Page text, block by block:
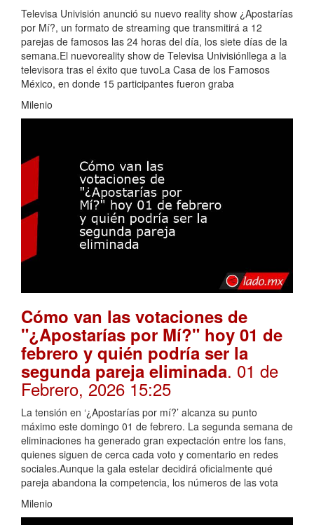
Televisa Univisión anunció su nuevo reality show ¿Apostarías
por Mí?, un formato de streaming que transmitirá a 12
parejas de famosos las 24 horas del día, los siete días de la
semana.El nuevoreality show de Televisa Univisiónllega a la
televisora tras el éxito que tuvoLa Casa de los Famosos
México, en donde 15 participantes fueron graba
Milenio
Cómo van las votaciones de
"¿Apostarías por Mí?" hoy 01 de
febrero y quién podría ser la
segunda pareja eliminada. 01 de
Febrero, 2026 15:25
La tensión en ‘¿Apostarías por mí?’ alcanza su punto
máximo este domingo 01 de febrero. La segunda semana de
eliminaciones ha generado gran expectación entre los fans,
quienes siguen de cerca cada voto y comentario en redes
sociales.Aunque la gala estelar decidirá oficialmente qué
pareja abandona la competencia, los números de las vota
Milenio